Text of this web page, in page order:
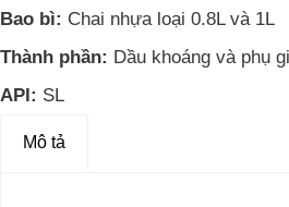
Bao bì: Chai nhựa loại 0.8L và 1L
Thành phần: Dầu khoáng và phụ
API: SL
Mô tả